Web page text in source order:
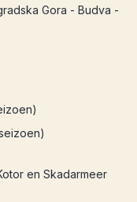
Gora - Budva -
en Skadarmeer